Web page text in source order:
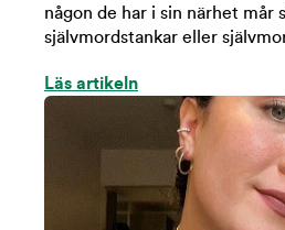
någon de har i sin närhet mår
självmordstankar eller
Läs artikeln